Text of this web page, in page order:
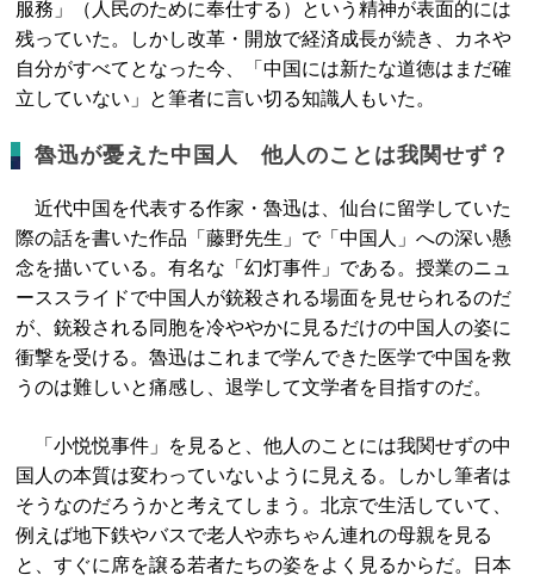
服務」（人民のために奉仕する）という精神が表面的には
残っていた。しかし改革・開放で経済成長が続き、カネや
自分がすべてとなった今、「中国には新たな道徳はまだ確
立していない」と筆者に言い切る知識人もいた。
魯迅が憂えた中国人 他人のことは我関せず？
近代中国を代表する作家・魯迅は、仙台に留学していた
際の話を書いた作品「藤野先生」で「中国人」への深い懸
念を描いている。有名な「幻灯事件」である。授業のニュ
ーススライドで中国人が銃殺される場面を見せられるのだ
が、銃殺される同胞を冷ややかに見るだけの中国人の姿に
衝撃を受ける。魯迅はこれまで学んできた医学で中国を救
うのは難しいと痛感し、退学して文学者を目指すのだ。
「小悦悦事件」を見ると、他人のことには我関せずの中
国人の本質は変わっていないように見える。しかし筆者は
そうなのだろうかと考えてしまう。北京で生活していて、
例えば地下鉄やバスで老人や赤ちゃん連れの母親を見る
と、すぐに席を譲る若者たちの姿をよく見るからだ。日本